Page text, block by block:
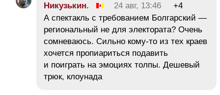
Никузькин. 24 авг, 13:46
+4
А спектакль с требованием Болгарский —
региональный не для электората? Очень
сомневаюсь. Сильно кому-то из тех краев
хочется пропиариться подавить
и поиграть на эмоциях толпы. Дешевый
трюк, клоунада